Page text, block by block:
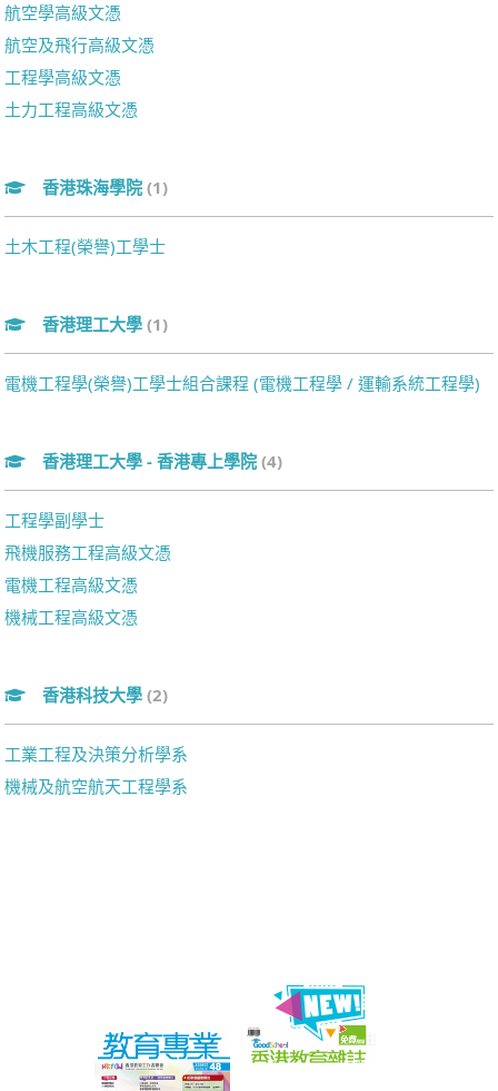
航空學高級文憑
航空及飛行高級文憑
工程學高級文憑
土力工程高級文憑
香港珠海學院 (1)
土木工程(榮譽)工學士
香港理工大學 (1)
電機工程學(榮譽)工學士組合課程 (電機工程學 / 運輸系統工程學)
香港理工大學 - 香港專上學院 (4)
工程學副學士
飛機服務工程高級文憑
電機工程高級文憑
機械工程高級文憑
香港科技大學 (2)
工業工程及決策分析學系
機械及航空航天工程學系